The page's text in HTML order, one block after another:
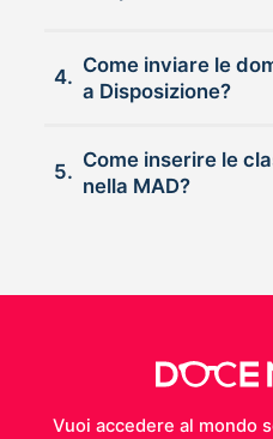
4.
Come inviare le
a Disposizione?
5.
Come inserire le classi di
nella MAD?
Vuoi accedere al mondo